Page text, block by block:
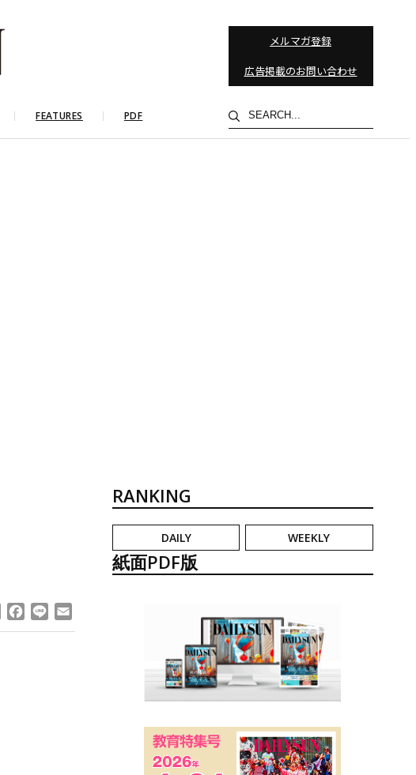
メルマガ登録
広告掲載のお問い合わせ
FEATURES PDF
検
索
Facebook
Line
RANKING
DAILY WEEKLY
紙面PDF版